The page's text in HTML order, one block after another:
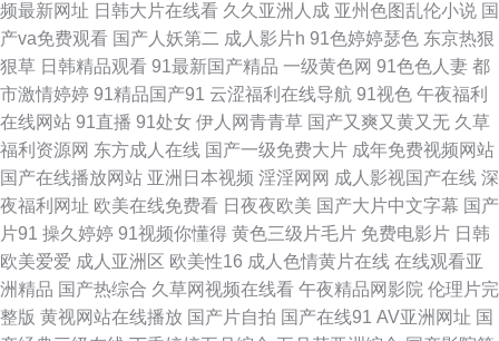
站 男人的天堂色导航 天天色天天狼 91黄页字幕网 操逼问址 另类欧美 天堂
网av老司机 18岁成人片 成人论坛欧美日韩 麻豆午夜剧场 天美传媒A片 69欧
美精品 www插com 日韩第3页 97超碰夫妻资源 黄色超碰 日韩专区视频 91爱
啪啪 白丝少妇 aav老湿机 青青草ab 午夜性福 91丝袜视频 大香蕉97 精品一
线视频 人妻热产精品6 91国产人妖 韩国操B视频 欧美日韩另类另类 午夜色
色网 91伪娘在线观看 国产成人后入 青娱乐92 综合激情av 操碰69 黄网在线
频最新网址 日韩大片在线看 久久亚洲人成 亚州色图乱伦小说 国
产va免费观看 国产人妖第二 成人影片h 91色婷婷瑟色 东京热狠
狠草 日韩精品观看 91最新国产精品 一级黄色网 91色色人妻 都
市激情婷婷 91精品国产91 云涩福利在线导航 91视色 午夜福利
在线网站 91直播 91处女 伊人网青青草 国产又爽又黄又无 久草
福利资源网 东方成人在线 国产一级免费大片 成年免费视频网站
国产在线播放网站 亚洲日本视频 淫淫网网 成人影视国产在线 深
夜福利网址 欧美在线免费看 日夜夜欧美 国产大片中文字幕 国产
片91 操久婷婷 91视频你懂得 黄色三级片毛片 免费电影片 日韩
欧美爱爱 成人亚洲区 欧美性16 成人色情黄片在线 在线观看亚
洲精品 国产热综合 久草网视频在线看 午夜精品网影院 伦理片完
整版 黄视网站在线播放 国产片自拍 国产在线91 AV亚洲网址 国